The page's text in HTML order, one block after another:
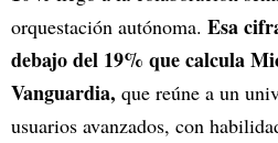
orquestación autónoma. Esa
debajo del 19% que calcula
Vanguardia, que reúne a un
usuarios avanzados, con